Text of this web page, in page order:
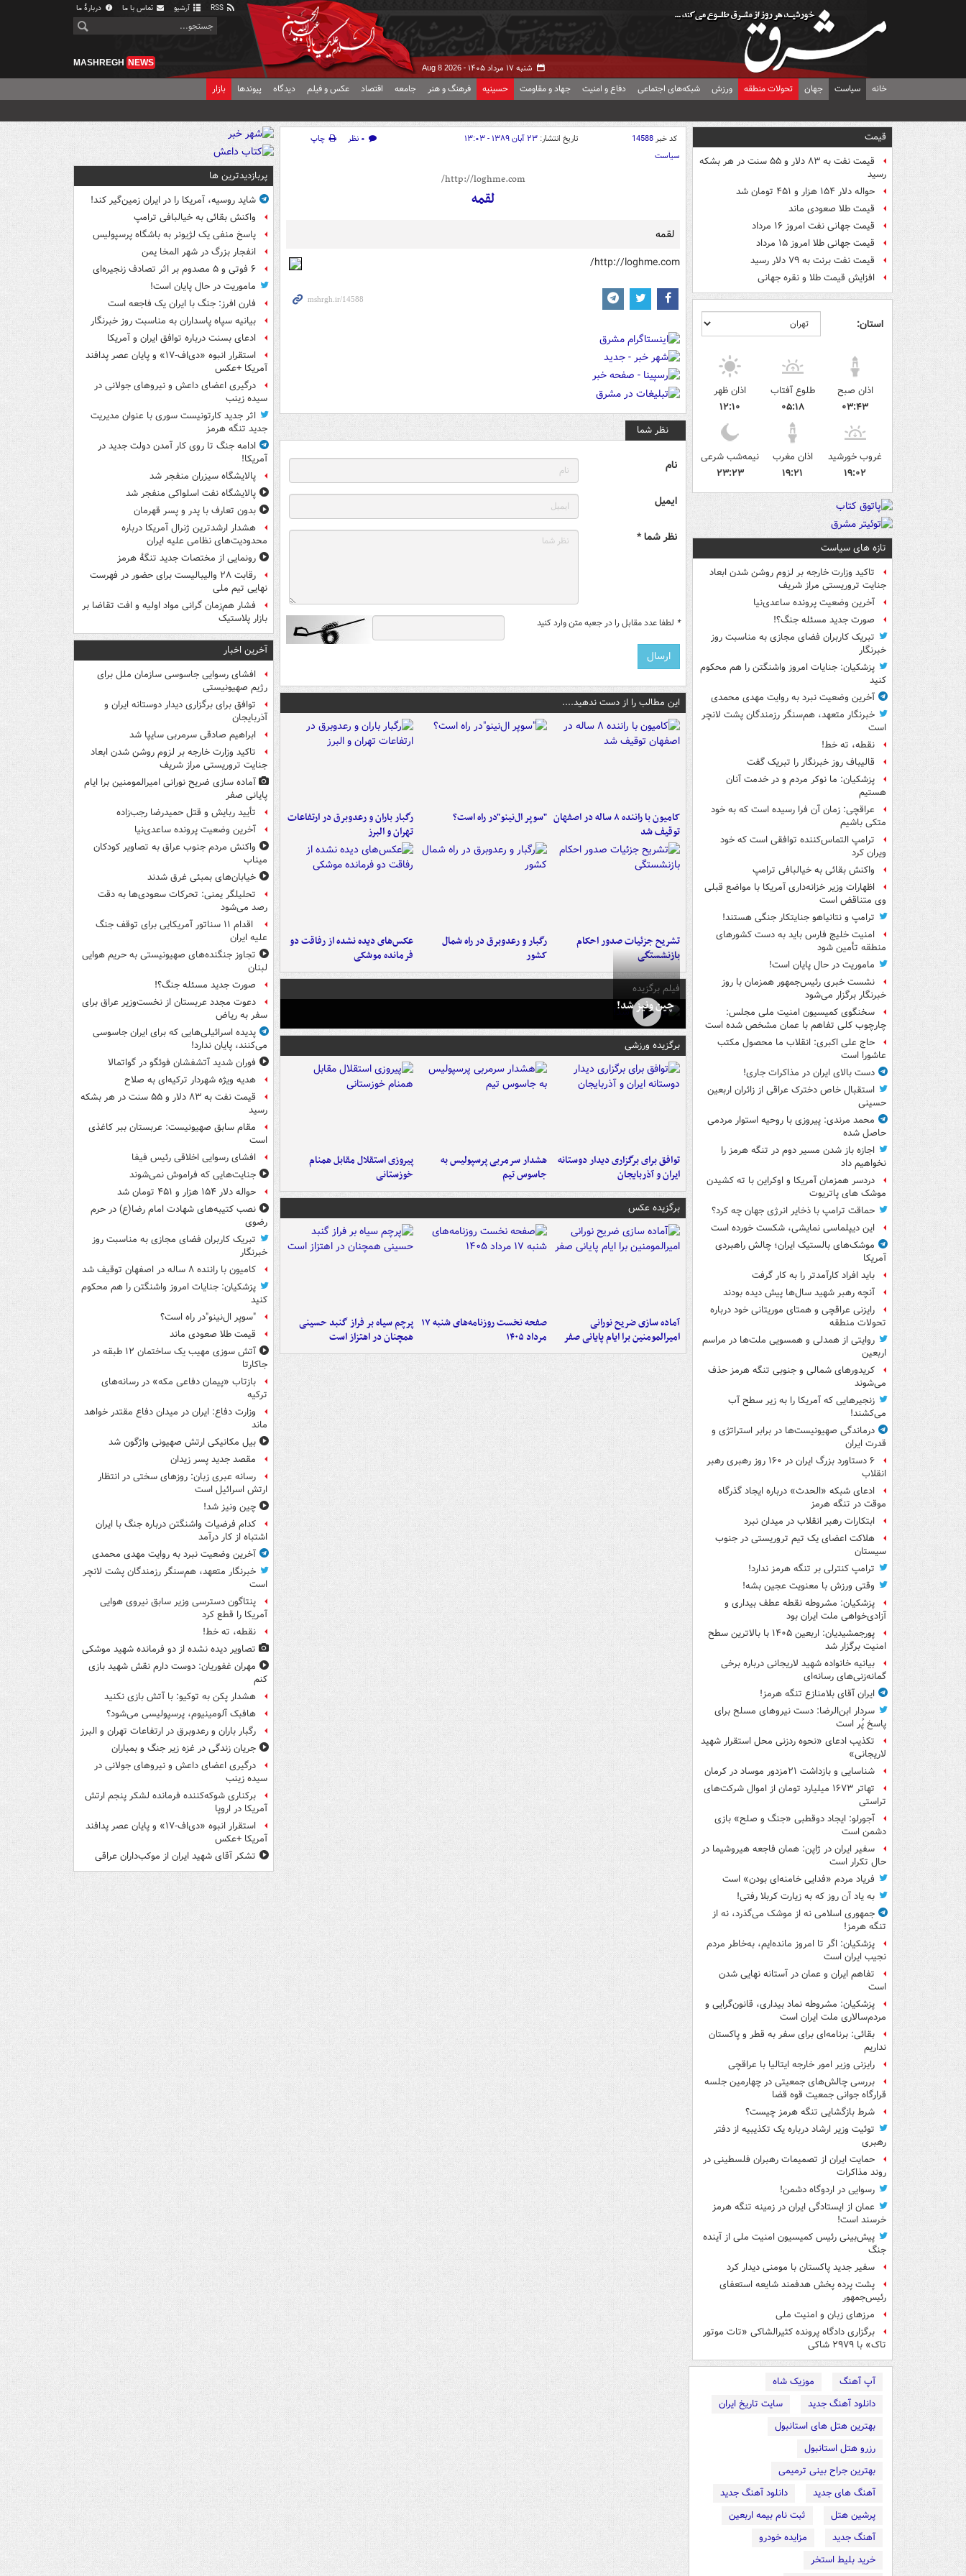
آرشیو تماس با ما دربارهٔ ما
شنبه ۱۷ مرداد ۱۴۰۵ - Aug 8 2026
MASHREGH NEWS
خانه سیاست جهان تحولات منطقه ورزش شبکه‌های اجتماعی دفاع و امنیت جهاد و مقاومت حسینیه فرهنگ و هنر جامعه اقتصاد عکس و فیلم دیدگاه پیوندها بازار
قیمت
قیمت نفت به ۸۳ دلار و ۵۵ سنت در هر بشکه
رسید
حواله دلار ۱۵۴ هزار و ۴۵۱ تومان شد
قیمت طلا صعودی ماند
قیمت جهانی نفت امروز ۱۶ مرداد
قیمت جهانی طلا امروز ۱۵ مرداد
قیمت نفت برنت به ۷۹ دلار رسید
افزایش قیمت طلا و نقره جهانی
استان:
اذان صبح
۰۳:۴۳
طلوع آفتاب
۰۵:۱۸
اذان ظهر
۱۲:۱۰
غروب خورشید
۱۹:۰۲
اذان مغرب
۱۹:۲۱
نیمه‌شب شرعی
۲۳:۲۳
تازه های سیاست
تاکید وزارت خارجه بر لزوم روشن شدن ابعاد
جنایت تروریستی مراز شریف
آخرین وضعیت پرونده ساعدی‌نیا
صورت جدید مسئله جنگ؟!
تبریک کاربران فضای مجازی به مناسبت روز
خبرنگار
پزشکیان: جنایات امروز واشنگتن را هم محکوم
کنید
آخرین وضعیت نبرد به روایت مهدی محمدی
خبرنگار متعهد، هم‌سنگر رزمندگان پشت لانچر
است
نقطه، ته خط!
قالیباف روز خبرنگار را تبریک گفت
پزشکیان: ما نوکر مردم و در خدمت آنان
هستیم
عراقچی: زمان آن فرا رسیده است که به خود
متکی باشیم
ترامپ التماس‌کننده توافقی است که خود
ویران کرد
واکنش بقائی به خیالبافی ترامپ
اظهارات وزیر خزانه‌داری آمریکا با مواضع قبلی
وی متناقض است
ترامپ و نتانیاهو جنایتکار جنگی هستند!
امنیت خلیج فارس باید به دست کشورهای
منطقه تأمین شود
ماموریت در حال پایان است!
نشست خبری رئیس‌جمهور همزمان با روز
خبرنگار برگزار می‌شود
سخنگوی کمیسیون امنیت ملی مجلس:
چارچوب کلی تفاهم با عمان مشخص شده است
حاج علی اکبری: انقلاب ما محصول مکتب
عاشورا است
دست بالای ایران در مذاکرات جاری!
استقبال خاص دخترک عراقی از زائران اربعین
حسینی
محمد مرندی: پیروزی با روحیه استوار مردمی
حاصل شده
اجازه باز شدن مسیر دوم در تنگه هرمز را
نخواهیم داد
دردسر همزمان آمریکا و اوکراین با ته کشیدن
موشک های پاتریوت
حماقت ترامپ با ذخایر انرژی جهان چه کرد؟
این دیپلماسی نمایشی، شکست خورده است
موشک‌های بالستیک ایران؛ چالش راهبردی
آمریکا
باید افراد کارآمدتر را به کار گرفت
آنچه رهبر شهید سال‌ها پیش دیده بودند
رایزنی عراقچی و همتای موریتانی خود درباره
تحولات منطقه
روایتی از همدلی و همسویی ملت‌ها در مراسم
اربعین
کریدورهای شمالی و جنوبی تنگه هرمز حذف
می‌شوند
زنجیرهایی که آمریکا را به زیر سطح آب
می‌کشند!
درماندگی صهیونیست‌ها در برابر استراتژی و
قدرت ایران
۶ دستاورد بزرگ ایران در ۱۶۰ روز رهبری رهبر
انقلاب
ادعای شبکه «الحدث» درباره ایجاد گذرگاه
موقت در تنگه هرمز
ابتکارات رهبر انقلاب در میدان نبرد
هلاکت اعضای یک تیم تروریستی در جنوب
سیستان
ترامپ کنترلی بر تنگه هرمز ندارد!
وقتی ورزش با معنویت عجین بشه!
پزشکیان: مشروطه نقطه عطف بیداری و
آزادی‌خواهی ملت ایران بود
پورجمشیدیان: اربعین ۱۴۰۵ با بالاترین سطح
امنیت برگزار شد
بیانیه خانواده شهید لاریجانی درباره برخی
گمانه‌زنی‌های رسانه‌ای
ایران آقای بلامنازع تنگه هرمز!
سردار ابن‌الرضا: دست نیروهای مسلح برای
پاسخ پُر است
تکذیب ادعای «نحوه ردزنی محل استقرار شهید
لاریجانی»
شناسایی و بازداشت ۲۱مزدور موساد در کرمان
تهاتر ۱۶۷۳ میلیارد تومان از اموال شرکت‌های
تراستی
آجورلو: ایجاد دوقطبی «جنگ و صلح‌» بازی
دشمن است
سفیر ایران در ژاپن: همان فاجعه هیروشیما در
حال تکرار است
فریاد مردم «فدایی خامنه‌ای بودن» است
به یاد آن روز که به زیارت کربلا رفتی!
جمهوری اسلامی نه از موشک می‌گذرد، نه از
تنگه هرمز!
پزشکیان: اگر تا امروز مانده‌ایم، به‌خاطر مردم
نجیب ایران است
تفاهم ایران و عمان در آستانه نهایی شدن
است
پزشکیان: مشروطه نماد بیداری، قانون‌گرایی و
مردم‌سالاری ملت ایران است
بقائی: برنامه‌ای برای سفر به قطر و پاکستان
نداریم
رایزنی وزیر امور خارجه ایتالیا با عراقچی
بررسی چالش‌های جمعیتی در چهارمین جلسه
قرارگاه جوانی جمعیت قوه قضا
شرط بازگشایی تنگه هرمز چیست؟
توئیت وزیر ارشاد درباره یک تکذیبیه از دفتر
رهبری
حمایت ایران از تصمیمات رهبران فلسطینی در
روند مذاکرات
رسوایی در اردوگاه دشمن!
عمان از ایستادگی ایران در زمینه تنگه هرمز
خرسند است!
پیش‌بینی رئیس کمیسیون امنیت ملی از آینده
جنگ
سفیر جدید پاکستان با مومنی دیدار کرد
پشت پرده پخش هدفمند شایعه استعفای
رئیس‌جمهور
مرزهای زبان و امنیت ملی
برگزاری دادگاه پرونده کثیرالشاکی «تات موتور
تاک» با ۲۹۷۹ شاکی
آپ آهنگ
موزیک شاه
دانلود آهنگ جدید
سایت تاریخ ایران
بهترین هتل های استانبول
رزرو هتل استانبول
بهترین جراح بینی ترمیمی
آهنگ های جدید
دانلود آهنگ جدید
پرشین هتل
ثبت نام بیمه اربعین
آهنگ جدید
مزایده خودرو
خرید بلیط استخر
کد خبر14588 تاریخ انتشار: ۲۳ آبان ۱۳۸۹ - ۱۳:۰۳ ۰ نظر
چاپ
سیاست
http://loghme.com/
لقمه
لقمه
http://loghme.com/
نظر شما
نام
ایمیل
نظر شما *
* لطفا عدد مقابل را در جعبه متن وارد کنید
این مطالب را از دست ندهید....
کامیون با راننده ۸ ساله در اصفهان
توقیف شد
"سوپر ال‌نینو"در راه است؟
رگبار باران و رعدوبرق در ارتفاعات
تهران و البرز
تشریح جزئیات صدور احکام
بازنشستگی
رگبار و رعدوبرق در راه شمال
کشور
عکس‌های دیده نشده از رفاقت دو
فرمانده‌ موشکی
فیلم برگزیده
چین ونیز شد!
برگزیده ورزشی
توافق برای برگزاری دیدار دوستانه
ایران و آذربایجان
هشدار سرمربی پرسپولیس به
جاسوس تیم
پیروزی استقلال مقابل همنام
خوزستانی
برگزیده عکس
آماده سازی ضریح نورانی
امیرالمومنین برا ایام پایانی صفر
صفحه نخست روزنامه‌های شنبه ۱۷
مرداد ۱۴۰۵
پرچم سیاه بر فراز گنبد حسینی
همچنان در اهتزاز است
پربازدیدترین ها
شاید روسیه، آمریکا را در ایران زمین‌گیر کند!
واکنش بقائی به خیالبافی ترامپ
پاسخ منفی یک لژیونر به باشگاه پرسپولیس
انفجار بزرگ در شهر المخا یمن
۶ فوتی و ۵ مصدوم بر اثر تصادف زنجیره‌ای
ماموریت در حال پایان است!
فارن افرز: جنگ با ایران یک فاجعه است
بیانیه سپاه پاسداران به مناسبت روز خبرنگار
ادعای بسنت درباره توافق ایران و آمریکا
استقرار انبوه «دی‌اف‑۱۷» و پایان عصر پدافند
آمریکا +عکس
درگیری اعضای داعش و نیروهای جولانی در
سیده زینب
اثر جدید کارتونیست سوری با عنوان مدیریت
جدید تنگه هرمز
ادامه جنگ تا روی کار آمدن دولت جدید در
آمریکا!
پالایشگاه سیزران منفجر شد
پالایشگاه نفت اسلواکی منفجر شد
بدون تعارف با پدر و پسر قهرمان
هشدار ارشدترین ژنرال آمریکا درباره
محدودیت‌های نظامی علیه ایران
رونمایی از مختصات جدید تنگۀ هرمز
رقابت ۲۸ والیبالیست برای حضور در فهرست
نهایی تیم ملی
فشار هم‌زمان گرانی مواد اولیه و افت تقاضا بر
بازار پلاستیک
آخرین اخبار
افشای رسوایی جاسوسی سازمان ملل برای
رژیم صهیونیستی
توافق برای برگزاری دیدار دوستانه ایران و
آذربایجان
ابراهیم صادقی سرمربی سایپا شد
تاکید وزارت خارجه بر لزوم روشن شدن ابعاد
جنایت تروریستی مراز شریف
آماده سازی ضریح نورانی امیرالمومنین برا ایام
پایانی صفر
تأیید ربایش و قتل حمیدرضا رجب‌زاده
آخرین وضعیت پرونده ساعدی‌نیا
واکنش مردم جنوب عراق به تصاویر کودکان
میناب
خیابان‌های بمبئی غرق شدند
تحلیلگر یمنی: تحرکات سعودی‌ها به دقت
رصد می‌شود
اقدام ۱۱ سناتور آمریکایی برای توقف جنگ
علیه ایران
تجاوز جنگنده‌های صهیونیستی به حریم هوایی
لبنان
صورت جدید مسئله جنگ؟!
دعوت مجدد عربستان از نخست‌وزیر عراق برای
سفر به ریاض
پدیده اسرائیلی‌هایی که برای ایران جاسوسی
می‌کنند، پایان ندارد!
فوران شدید آتشفشان فوئگو در گواتمالا
هدیه ویژه شهردار ترکیه‌ای به صلاح
قیمت نفت به ۸۳ دلار و ۵۵ سنت در هر بشکه
رسید
مقام سابق صهیونیست: عربستان ببر کاغذی
است
افشای رسوایی اخلاقی رئیس فیفا
جنایت‌هایی که فراموش نمی‌شوند
حواله دلار ۱۵۴ هزار و ۴۵۱ تومان شد
نصب کتیبه‌های شهادت امام رضا(ع) در حرم
رضوی
تبریک کاربران فضای مجازی به مناسبت روز
خبرنگار
کامیون با راننده ۸ ساله در اصفهان توقیف شد
پزشکیان: جنایات امروز واشنگتن را هم محکوم
کنید
"سوپر ال‌نینو"در راه است؟
قیمت طلا صعودی ماند
آتش سوزی مهیب یک ساختمان ۱۲ طبقه در
جاکارتا
بازتاب «پیمان دفاعی مکه» در رسانه‌های
ترکیه
وزارت دفاع: ایران در میدان دفاع مقتدر خواهد
ماند
بیل مکانیکی ارتش صهیونی واژگون شد
مقصد جدید پسر زیدان
رسانه عبری زبان: روزهای سختی در انتظار
ارتش اسرائیل است
چین ونیز شد!
کدام فرضیات واشنگتن درباره جنگ با ایران
اشتباه از کار درآمد
آخرین وضعیت نبرد به روایت مهدی محمدی
خبرنگار متعهد، هم‌سنگر رزمندگان پشت لانچر
است
پنتاگون دسترسی وزیر سابق نیروی هوایی
آمریکا را قطع کرد
نقطه، ته خط!
تصاویر دیده‌ نشده از دو فرمانده شهید موشکی
مهران غفوریان: دوست دارم نقش شهید بازی
کنم
هشدار پکن به توکیو: با آتش بازی نکنید
هافبک آلومینیوم، پرسپولیسی می‌شود؟
رگبار باران و رعدوبرق در ارتفاعات تهران و البرز
جریان زندگی در غزه زیر جنگ و بمباران
درگیری اعضای داعش و نیروهای جولانی در
سیده زینب
برکناری شوکه‌کننده فرمانده لشکر پنجم ارتش
آمریکا در اروپا
استقرار انبوه «دی‌اف‑۱۷» و پایان عصر پدافند
آمریکا +عکس
تشکر آقای شهید ایران از موکب‌داران عراقی